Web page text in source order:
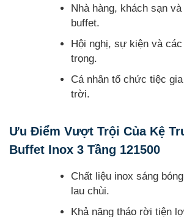
Nhà hàng, khách sạn
buffet.
Hội nghị, sự kiện và các
trọng.
Cá nhân tổ chức tiệc
trời.
Ưu Điểm Vượt Trội Của Kệ
Buffet Inox 3 Tầng 121500
Chất liệu inox sáng
lau chùi.
Khả năng tháo rời tiện